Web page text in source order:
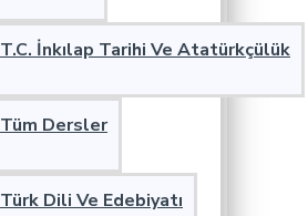
T.C. İnkılap Tarihi Ve Atatürkçülük
Tüm Dersler
Türk Dili Ve Edebiyatı